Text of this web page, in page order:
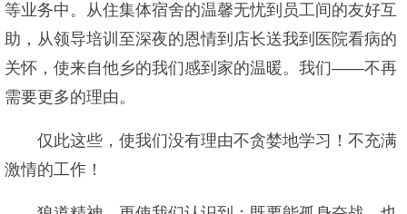
等业务中。从住集体宿舍的温馨无忧到员工间的友好互
助，从领导培训至深夜的恩情到店长送我到医院看病的
关怀，使来自他乡的我们感到家的温暖。我们——不再
需要更多的理由。
仅此这些，使我们没有理由不贪婪地学习！不充满
激情的工作！